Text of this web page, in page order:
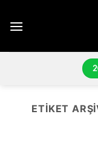
atla
ETIKET